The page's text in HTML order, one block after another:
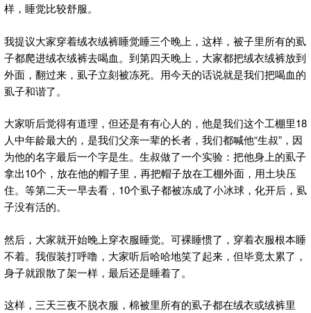
样，睡觉比较舒服。
我提议大家穿着绒衣绒裤睡觉睡三个晚上，这样，被子里所有的虱
子都爬进绒衣绒裤去喝血。到第四天晚上，大家都把绒衣绒裤放到
外面，翻过来，虱子立刻被冻死。用今天的话说就是我们把喝血的
虱子和谐了。
大家听后觉得有道理，但还是有有心人的，他是我们这个工棚里18
人中年龄最大的，是我们父亲一辈的长者，我们都喊他“生叔”，因
为他的名字最后一个字是生。生叔做了一个实验：把他身上的虱子
拿出10个，放在他的帽子里，再把帽子放在工棚外面，用土块压
住。等第二天一早去看，10个虱子都被冻成了小冰球，化开后，虱
子没有活的。
然后，大家就开始晚上穿衣服睡觉。可裸睡惯了，穿着衣服根本睡
不着。我假装打呼噜，大家听后哈哈地笑了起来，但毕竟太累了，
身子就跟散了架一样，最后还是睡着了。
这样，三天三夜不脱衣服，棉被里所有的虱子都在绒衣或绒裤里